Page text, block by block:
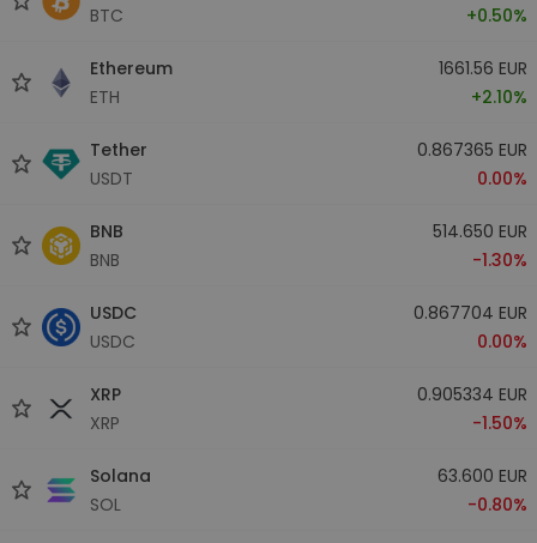
BTC
+0.50%
Ethereum
ETH
1661.56 EUR
+2.10%
Tether
USDT
0.867365 EUR
0.00%
BNB
BNB
514.650 EUR
-1.30%
USDC
USDC
0.867704 EUR
0.00%
XRP
XRP
0.905334 EUR
-1.50%
Solana
SOL
63.600 EUR
-0.80%